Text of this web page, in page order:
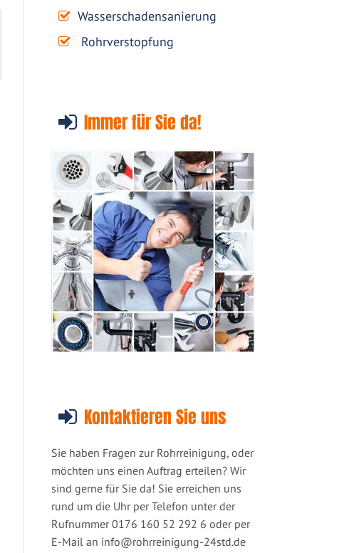
Wasserschadensanierung
Rohrverstopfung
Immer für Sie da!
Kontaktieren Sie uns
Sie haben Fragen zur Rohrreinigung, oder
möchten uns einen Auftrag erteilen? Wir
sind gerne für Sie da! Sie erreichen uns
rund um die Uhr per Telefon unter der
Rufnummer 0176 160 52 292 6 oder per
E-Mail an info@rohrreinigung-24std.de